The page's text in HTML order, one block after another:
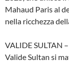
Mahaud Paris al
nella ricchezza
VALIDE SULTAN
Valide Sultan si